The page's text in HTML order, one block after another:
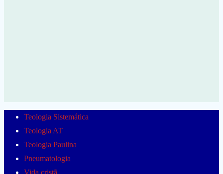
Teologia Sistemática
Teologia AT
Teologia Paulina
Pneumatologia